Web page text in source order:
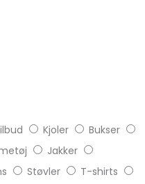
Kjoler
Bukser
Jakker
Støvler
T-shirts